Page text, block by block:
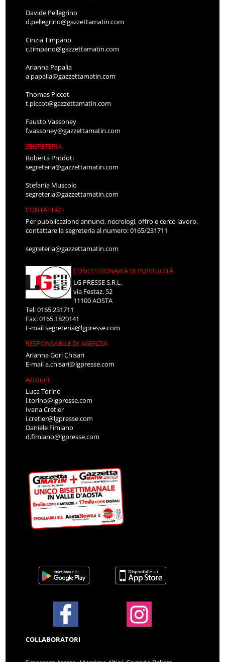
Davide Pellegrino
d.pellegrino@gazzettamatin.com
Cinzia Timpano
c.timpano@gazzettamatin.com
Arianna Papalia
a.papalia@gazzettamatin.com
Thomas Piccot
t.piccot@gazzettamatin.com
Fausto Vassoney
f.vassoney@gazzettamatin.com
SEGRETERIA
Roberta Prodoti
segreteria@gazzettamatin.com
Stefania Muscolo
segreteria@gazzettamatin.com
CONTATTACI
Per pubblicazione annunci, necrologi, offro e cerco lavoro,
contattare la segreteria al numero: 0165/231711
segreteria@gazzettamatin.com
CONCESSIONARIA DI PUBBLICITÀ
LG PRESSE S.R.L.
via Festaz, 52
11100 AOSTA
Tel: 0165.231711
Fax: 0165.1820141
E-mailsegreteria@lgpresse.com
RESPONSABILE DI AGENZIA
Arianna Gori Chisari
E-maila.chisari@lgpresse.com
Account
Luca Torino
l.torino@lgpresse.com
Ivana Cretier
i.cretier@lgpresse.com
Daniele Fimiano
d.fimiano@lgpresse.com
COLLABORATORI